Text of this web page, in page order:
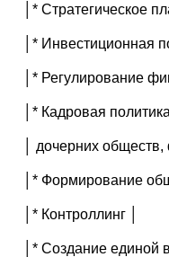
│* Стратегическое
│* Инвестиционная
│* Регулирование
│* Кадровая
│ дочерних
│* Формирование
│* Контроллинг │
│* Создание единой